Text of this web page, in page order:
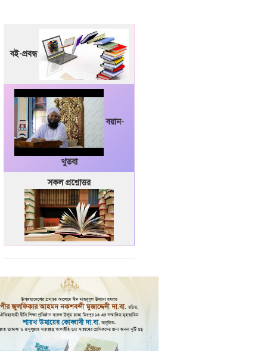
বই-প্রবন্ধ
বয়ান-
খুতবা
সকল প্রশ্নোত্তর